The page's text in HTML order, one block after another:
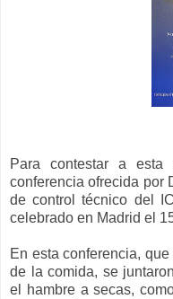
Para contestar a esta
conferencia ofrecida por
de control técnico del
celebrado en Madrid el
En esta conferencia,
de la comida, se
el hambre a secas,